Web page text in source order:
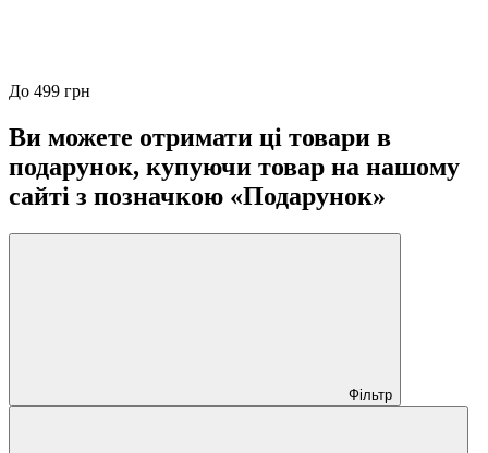
До 499 грн
Ви можете отримати ці товари в
подарунок, купуючи товар на нашому
сайті з позначкою «Подарунок»
Фільтр